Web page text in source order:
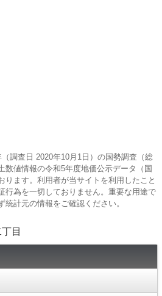
調査日 2020年10月1日）の国勢調査（総
数値情報の令和5年度地価公示データ（国
ります。利用者が当サイトを利用したこと
行為を一切しておりません。重要な用途で
計元の情報をご確認ください。
目